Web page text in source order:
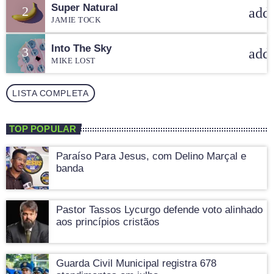
2 Super Natural
JAMIE TOCK
3 Into The Sky
MIKE LOST
LISTA COMPLETA
TOP POPULAR
Paraíso Para Jesus, com Delino Marçal e
banda
Pastor Tassos Lycurgo defende voto alinhado
aos princípios cristãos
Guarda Civil Municipal registra 678